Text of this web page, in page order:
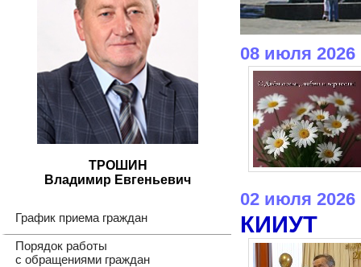
ТРОШИН
Владимир Евгеньевич
График приема граждан
Порядок работы
с обращениями граждан
08 июля 2026
02 июля 2026
КИИУТ